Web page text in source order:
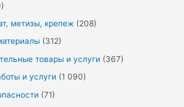
метизы, крепеж (208)
(312)
товары и услуги (367)
и услуги (1 090)
(71)